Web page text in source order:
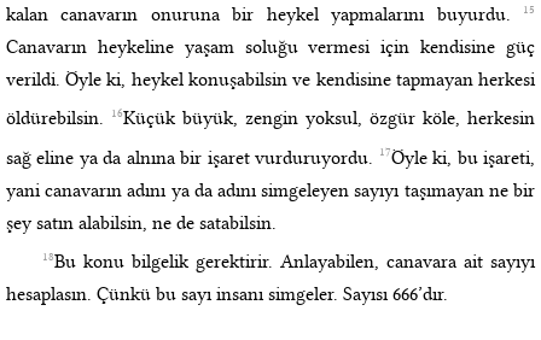
kalan canavarın onuruna bir heykel yapmalarını buyurdu.
15
Canavarın heykeline yaşam soluğu vermesi için kendisine güç
verildi. Öyle ki, heykel konuşabilsin ve kendisine tapmayan herkesi
öldürebilsin.
16Küçük büyük, zengin yoksul, özgür köle, herkesin
sağ eline ya da alnına bir işaret vurduruyordu.
17Öyle ki, bu işareti,
yani canavarın adını ya da adını simgeleyen sayıyı taşımayan ne bir
şey satın alabilsin, ne de satabilsin.
18Bu konu bilgelik gerektirir. Anlayabilen, canavara ait sayıyı
hesaplasın. Çünkü bu sayı insanı simgeler. Sayısı 666’dır.